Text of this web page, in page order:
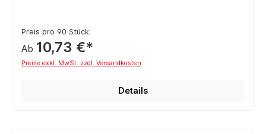
Preis pro 90 Stück:
Ab 10,73 €*
Preise exkl. MwSt. zzgl. Versandkosten
Details